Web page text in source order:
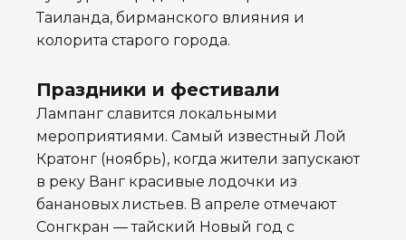
Таиланда, бирманского влияния и
колорита старого города.
Праздники и фестивали
Лампанг славится локальными
мероприятиями. Самый известный Лой
Кратонг (ноябрь), когда жители запускают
в реку Ванг красивые лодочки из
банановых листьев. В апреле отмечают
Сонгкран — тайский Новый год с